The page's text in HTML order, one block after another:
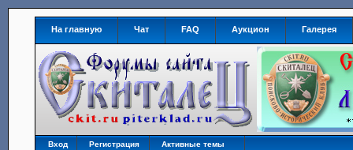
На главную Чат FAQ Аукцион Галерея
Вход Регистрация Активные темы